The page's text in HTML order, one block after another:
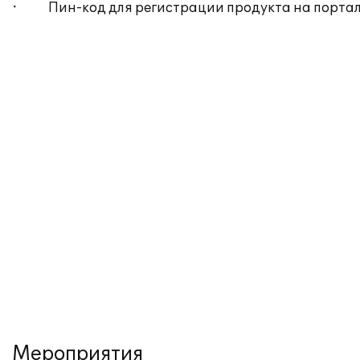
· Пин-код для регистрации продукта на
Мероприятия